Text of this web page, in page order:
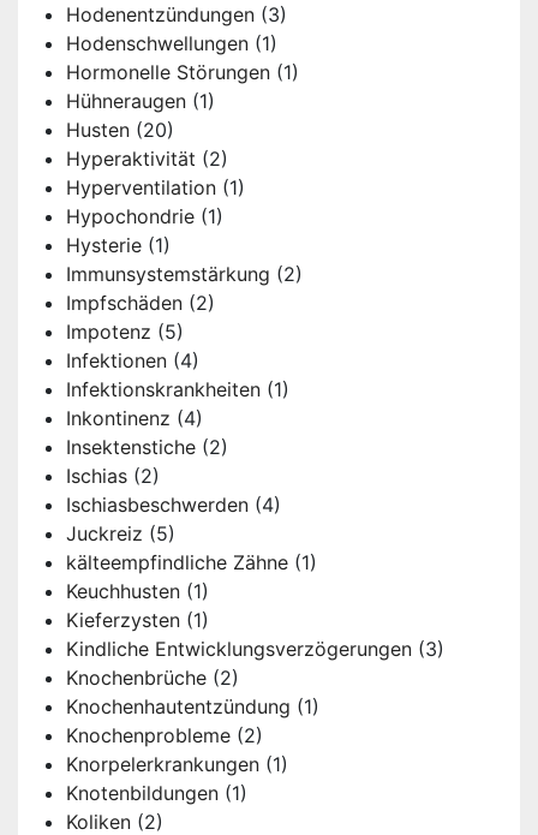
Hodenentzündungen (3)
Hodenschwellungen (1)
Hormonelle Störungen (1)
Hühneraugen (1)
Husten (20)
Hyperaktivität (2)
Hyperventilation (1)
Hypochondrie (1)
Hysterie (1)
Immunsystemstärkung (2)
Impfschäden (2)
Impotenz (5)
Infektionen (4)
Infektionskrankheiten (1)
Inkontinenz (4)
Insektenstiche (2)
Ischias (2)
Ischiasbeschwerden (4)
Juckreiz (5)
kälteempfindliche Zähne (1)
Keuchhusten (1)
Kieferzysten (1)
Kindliche Entwicklungsverzögerungen (3)
Knochenbrüche (2)
Knochenhautentzündung (1)
Knochenprobleme (2)
Knorpelerkrankungen (1)
Knotenbildungen (1)
Koliken (2)